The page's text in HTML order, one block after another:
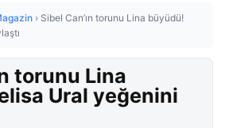
› Sibel Can’ın torunu Lina büyüdü!
torunu Lina
Ural yeğenini